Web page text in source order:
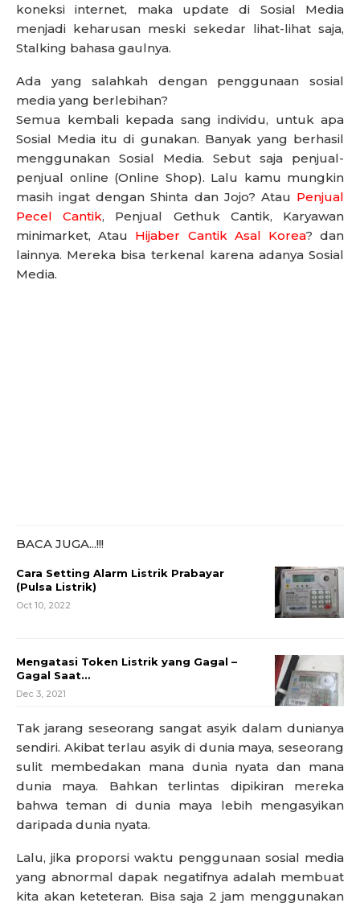
koneksi internet, maka update di Sosial Media
menjadi keharusan meski sekedar lihat-lihat saja,
Stalking bahasa gaulnya.
Ada yang salahkah dengan penggunaan sosial
media yang berlebihan?
Semua kembali kepada sang individu, untuk apa
Sosial Media itu di gunakan. Banyak yang berhasil
menggunakan Sosial Media. Sebut saja penjual-
penjual online (Online Shop). Lalu kamu mungkin
masih ingat dengan Shinta dan Jojo? Atau Penjual
Pecel Cantik, Penjual Gethuk Cantik, Karyawan
minimarket, Atau Hijaber Cantik Asal Korea? dan
lainnya. Mereka bisa terkenal karena adanya Sosial
Media.
BACA JUGA...!!!
Cara Setting Alarm Listrik Prabayar
(Pulsa Listrik)
Oct 10, 2022
Mengatasi Token Listrik yang Gagal –
Gagal Saat…
Dec 3, 2021
Tak jarang seseorang sangat asyik dalam dunianya
sendiri. Akibat terlau asyik di dunia maya, seseorang
sulit membedakan mana dunia nyata dan mana
dunia maya. Bahkan terlintas dipikiran mereka
bahwa teman di dunia maya lebih mengasyikan
daripada dunia nyata.
Lalu, jika proporsi waktu penggunaan sosial media
yang abnormal dapak negatifnya adalah membuat
kita akan keteteran. Bisa saja 2 jam menggunakan